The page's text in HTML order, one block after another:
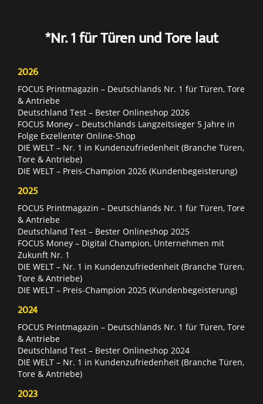
*Nr. 1 für Türen und Tore laut
2026
FOCUS Printmagazin – Deutschlands Nr. 1 für Türen, Tore
& Antriebe
Deutschland Test – Bester Onlineshop 2026
FOCUS Money – Deutschlands Langzeitsieger 5 Jahre in
Folge Exzellenter Online-Shop
DIE WELT – Nr. 1 in Kundenzufriedenheit (Branche Türen,
Tore & Antriebe)
DIE WELT – Preis-Champion 2026 (Kundenbegeisterung)
2025
FOCUS Printmagazin – Deutschlands Nr. 1 für Türen, Tore
& Antriebe
Deutschland Test – Bester Onlineshop 2025
FOCUS Money – Digital Champion, Unternehmen mit
Zukunft Nr. 1
DIE WELT – Nr. 1 in Kundenzufriedenheit (Branche Türen,
Tore & Antriebe)
DIE WELT – Preis-Champion 2025 (Kundenbegeisterung)
2024
FOCUS Printmagazin – Deutschlands Nr. 1 für Türen, Tore
& Antriebe
Deutschland Test – Bester Onlineshop 2024
DIE WELT – Nr. 1 in Kundenzufriedenheit (Branche Türen,
Tore & Antriebe)
2023